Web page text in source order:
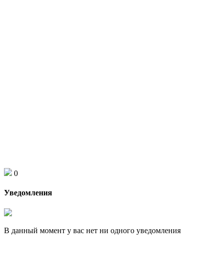
0
Уведомления
В данный момент у вас нет ни одного уведомления